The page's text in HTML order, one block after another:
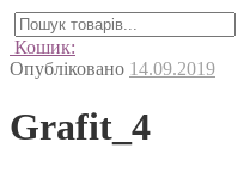
Кошик:
Опубліковано 14.09.2019
Grafit_4